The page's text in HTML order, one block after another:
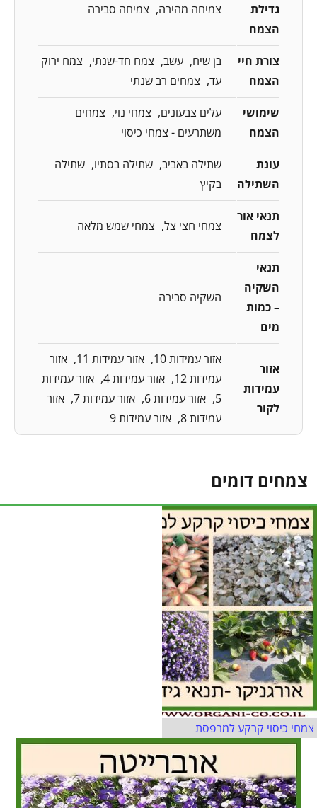
גדילת
הצמח
צמיחה מהירה צמיחה סבירה
צורת חיי
הצמח
בן שיח עשב צמח חד-שנתי
צמח ירוק
עד
צמחים רב שנתי
שימושי
הצמח
עלים צבעונים צמחי נוי
צמחים
משתרעים - צמחי כיסוי
עונת
השתילה
שתילה באביב שתילה בסתיו
שתילה
בקיץ
תנאי אור
לצמח
צמחי חצי צל צמחי שמש מלאה
תנאי
השקיה
– כמות
מים
השקיה סבירה
אזור
עמידות
לקור
אזור עמידות 10 אזור עמידות 11
אזור
עמידות 12
אזור עמידות 4
אזור עמידות
5
אזור עמידות 6 אזור עמידות 7
אזור
עמידות 8
אזור עמידות 9
צמחים דומים
צמחי כיסוי קרקע למרפסת